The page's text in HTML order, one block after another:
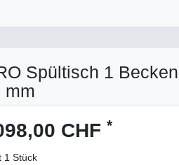
Spültisch 1
mm
CHF *
1 Stück